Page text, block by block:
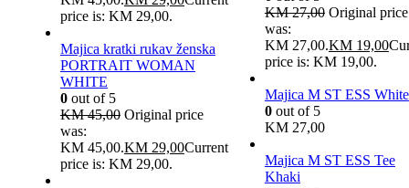
price is: KM 29,00.
Majica kratki rukav ženska
PORTRAIT WOMAN
WHITE
0out of 5
KM45,00 Original price
was:
KM 45,00.KM29,00Current
price is: KM 29,00.
KM27,00 Original price
was:
KM 27,00.KM19,00
price is: KM 19,00.
Majica M ST ESS White
0out of 5
KM27,00
Majica M ST ESS Tee
Khaki